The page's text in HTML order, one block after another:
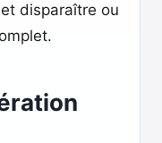
disparaître ou